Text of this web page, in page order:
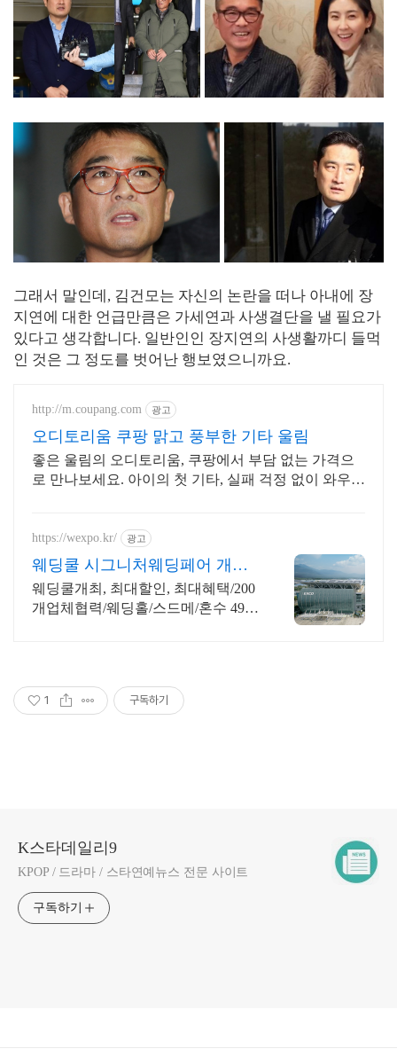
그래서 말인데, 김건모는 자신의 논란을 떠나 아내에 장
지연에 대한 언급만큼은 가세연과 사생결단을 낼 필요가
있다고 생각합니다. 일반인인 장지연의 사생활까디 들먹
인 것은 그 정도를 벗어난 행보였으니까요.
http://m.coupang.com 광고
오디토리움 쿠팡 맑고 풍부한 기타 울림
좋은 울림의 오디토리움, 쿠팡에서 부담 없는 가격으
로 만나보세요. 아이의 첫 기타, 실패 걱정 없이 와우회
https://wexpo.kr/ 광고
웨딩쿨 시그니처웨딩페어 개최
최대 2,000만원 결혼지원
웨딩쿨개최, 최대할인, 최대혜택/200
개업체협력/웨딩홀/스드메/혼수 49%
1 구독하기
K스타데일리9
KPOP / 드라마 / 스타연예뉴스 전문 사이트
구독하기